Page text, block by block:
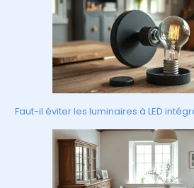
Faut-il éviter les luminaires à LED